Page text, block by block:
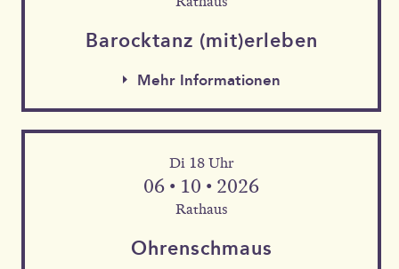
Barock­tanz (mit)erleben
Mehr Informationen
Mehr Informationen
Di 18 Uhr
06 • 10 • 2026
Rathaus
Ohren­schmaus